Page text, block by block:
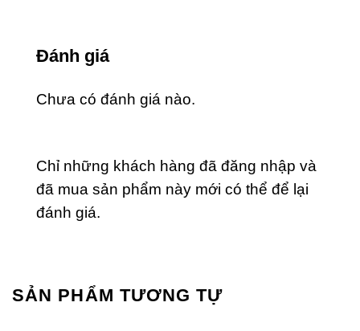
Đánh giá
Chưa có đánh giá nào.
Chỉ những khách hàng đã đăng nhập và
đã mua sản phẩm này mới có thể để lại
đánh giá.
SẢN PHẨM TƯƠNG TỰ